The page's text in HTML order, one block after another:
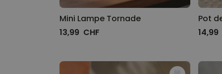
Mini Lampe Tornade
13,99 CHF
Pot
14,99